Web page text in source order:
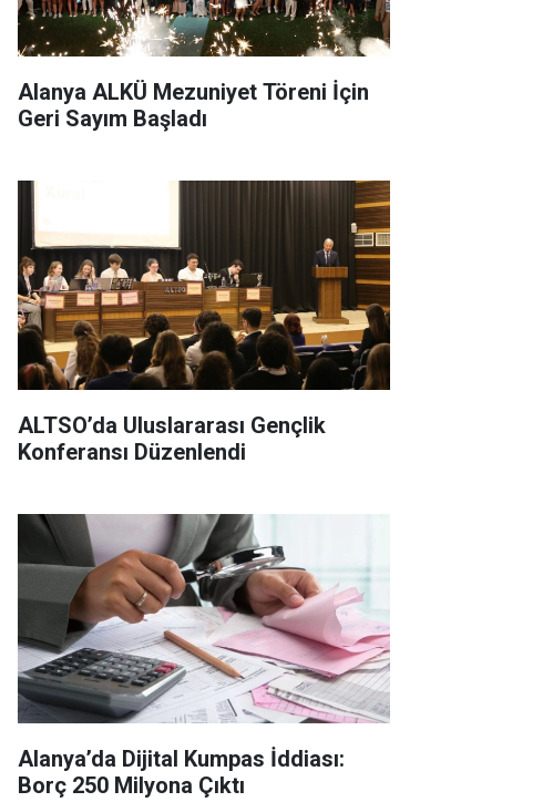
Alanya ALKÜ Mezuniyet Töreni İçin
Geri Sayım Başladı
ALTSO’da Uluslararası Gençlik
Konferansı Düzenlendi
Alanya’da Dijital Kumpas İddiası:
Borç 250 Milyona Çıktı